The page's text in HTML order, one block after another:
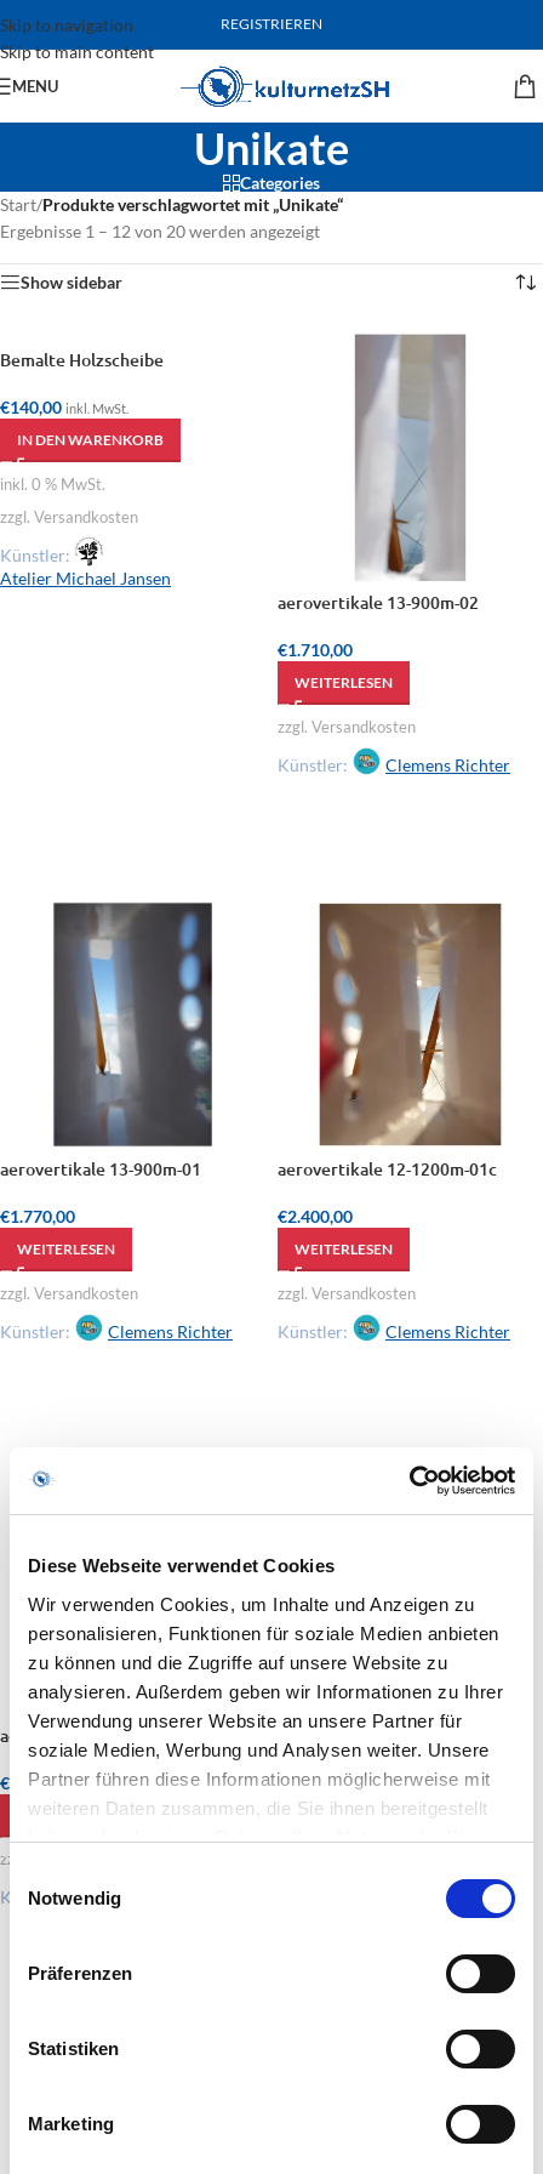
Diese Webseite verwendet Cookies
Wir verwenden Cookies, um Inhalte und Anzeigen zu
personalisieren, Funktionen für soziale Medien anbieten
zu können und die Zugriffe auf unsere Website zu
analysieren. Außerdem geben wir Informationen zu Ihrer
Verwendung unserer Website an unsere Partner für
soziale Medien, Werbung und Analysen weiter. Unsere
Partner führen diese Informationen möglicherweise mit
weiteren Daten zusammen, die Sie ihnen bereitgestellt
haben oder die sie im Rahmen Ihrer Nutzung der Dienste
Notwendig
Präferenzen
Statistiken
Marketing
Skip to navigation
Skip to main content
REGISTRIEREN
MENU
Unikate
Categories
Start/Produkte verschlagwortet mit „Unikate“
Ergebnisse 1 – 12 von 20 werden angezeigt
Show sidebar
Bemalte Holzscheibe
€140,00 inkl. MwSt.
IN DEN WARENKORB
inkl. 0 % MwSt.
zzgl. Versandkosten
Künstler:
Atelier Michael Jansen
aerovertikale 13-900m-02
€1.710,00
WEITERLESEN
zzgl. Versandkosten
Künstler: Clemens Richter
aerovertikale 13-900m-01
€1.770,00
WEITERLESEN
zzgl. Versandkosten
Künstler: Clemens Richter
aerovertikale 12-1200m-01c
€2.400,00
WEITERLESEN
zzgl. Versandkosten
Künstler: Clemens Richter
aerovertikale 12-1200m-01b
€ 4.950,00
WEITERLESEN
zzgl. Versandkosten
Künstler: Clemens Richter
aerovertikale 12-1200m-01a
€1.040,00
WEITERLESEN
Clemens Richter